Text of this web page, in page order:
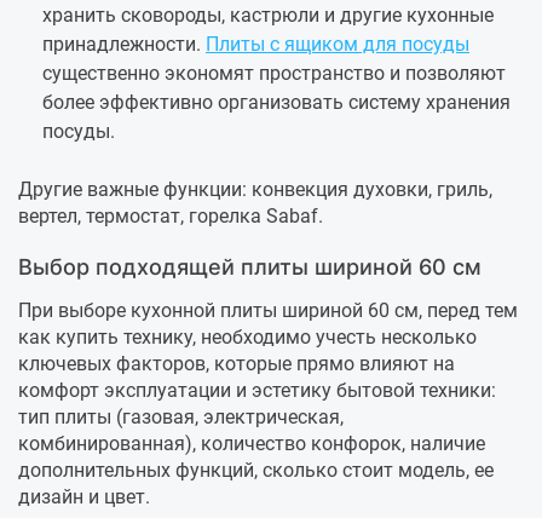
хранить сковороды, кастрюли и другие кухонные
принадлежности. Плиты с ящиком для посуды
существенно экономят пространство и позволяют
более эффективно организовать систему хранения
посуды.
Другие важные функции: конвекция духовки, гриль,
вертел, термостат, горелка Sabaf.
Выбор подходящей плиты шириной 60 см
При выборе кухонной плиты шириной 60 см, перед тем
как купить технику, необходимо учесть несколько
ключевых факторов, которые прямо влияют на
комфорт эксплуатации и эстетику бытовой техники:
тип плиты (газовая, электрическая,
комбинированная), количество конфорок, наличие
дополнительных функций, сколько стоит модель, ее
дизайн и цвет.